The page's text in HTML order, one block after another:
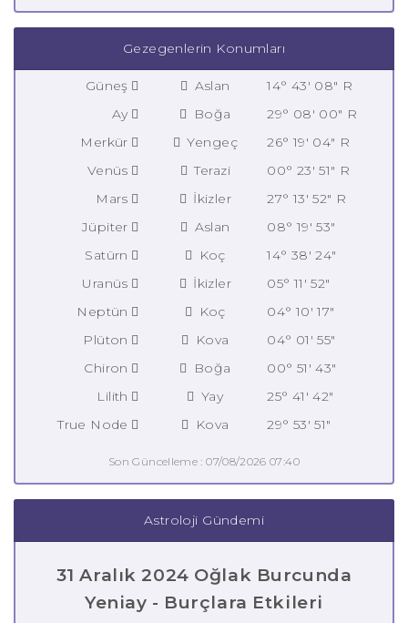
Gezegenlerin Konumları
Güneş Aslan
14° 43' 08" R
Ay
Boğa
29° 08' 00" R
Merkür
Yengeç
26° 19' 04" R
Venüs
Terazi
00° 23' 51" R
Mars
İkizler
27° 13' 52" R
Jüpiter
Aslan
08° 19' 53"
Satürn
Koç
14° 38' 24"
Uranüs
İkizler
05° 11' 52"
Neptün
Koç
04° 10' 17"
Plüton
Kova
04° 01' 55"
Chiron
Boğa
00° 51' 43"
Lilith
Yay
25° 41' 42"
True Node
Kova 29° 53' 51"
Son Güncelleme : 07/08/2026 07:40
Astroloji Gündemi
31 Aralık 2024 Oğlak Burcunda
Yeniay - Burçlara Etkileri